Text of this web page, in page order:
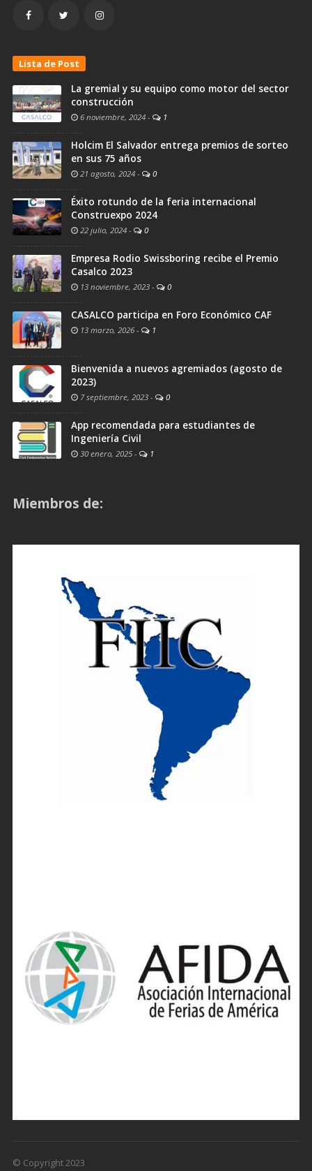
Lista de Post
La gremial y su equipo como motor del sector
construcción
6 noviembre, 2024 - 1
Holcim El Salvador entrega premios de sorteo
en sus 75 años
21 agosto, 2024 - 0
Éxito rotundo de la feria internacional
Construexpo 2024
22 julio, 2024 - 0
Empresa Rodio Swissboring recibe el Premio
Casalco 2023
13 noviembre, 2023 - 0
CASALCO participa en Foro Económico CAF
13 marzo, 2026 - 1
Bienvenida a nuevos agremiados (agosto de
2023)
7 septiembre, 2023 - 0
App recomendada para estudiantes de
Ingeniería Civil
30 enero, 2025 - 1
Miembros de:
© Copyright 2023